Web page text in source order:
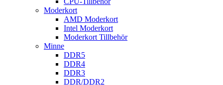
Moderkort
AMD Moderkort
Intel Moderkort
Moderkort Tillbehör
Minne
DDR5
DDR4
DDR3
DDR/DDR2